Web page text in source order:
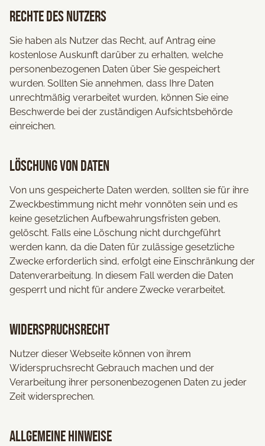
Rechte des Nutzers
Sie haben als Nutzer das Recht, auf Antrag eine
kostenlose Auskunft darüber zu erhalten, welche
personenbezogenen Daten über Sie gespeichert
wurden. Sollten Sie annehmen, dass Ihre Daten
unrechtmäßig verarbeitet wurden, können Sie eine
Beschwerde bei der zuständigen Aufsichtsbehörde
einreichen.
Löschung von Daten
Von uns gespeicherte Daten werden, sollten sie für ihre
Zweckbestimmung nicht mehr vonnöten sein und es
keine gesetzlichen Aufbewahrungsfristen geben,
gelöscht. Falls eine Löschung nicht durchgeführt
werden kann, da die Daten für zulässige gesetzliche
Zwecke erforderlich sind, erfolgt eine Einschränkung der
Datenverarbeitung. In diesem Fall werden die Daten
gesperrt und nicht für andere Zwecke verarbeitet.
Widerspruchsrecht
Nutzer dieser Webseite können von ihrem
Widerspruchsrecht Gebrauch machen und der
Verarbeitung ihrer personenbezogenen Daten zu jeder
Zeit widersprechen.
Allgemeine Hinweise